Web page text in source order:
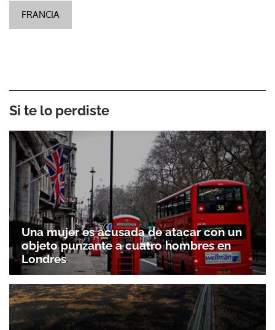
FRANCIA
Si te lo perdiste
Una mujer es acusada de atacar con un
objeto punzante a cuatro hombres en
Londres